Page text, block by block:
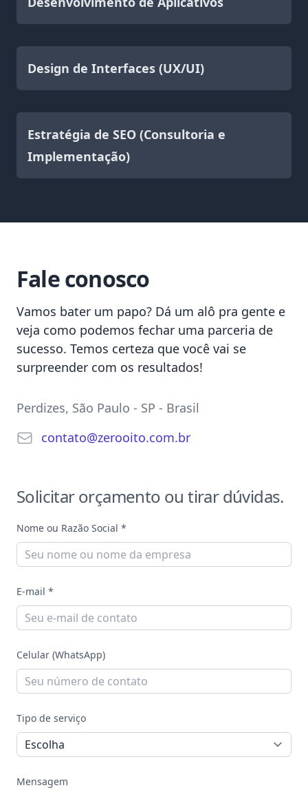
Design de Interfaces (UX/UI)
Estratégia de SEO (Consultoria e
Implementação)
Fale conosco
Vamos bater um papo? Dá um alô pra gente e
veja como podemos fechar uma parceria de
sucesso. Temos certeza que você vai se
surpreender com os resultados!
Postal address
Perdizes, São Paulo - SP - Brasil
E-mailcontato@zerooito.com.br
Solicitar orçamento ou tirar dúvidas.
Nome ou Razão Social *
E-mail *
Celular (WhatsApp)
Tipo de serviço
Mensagem